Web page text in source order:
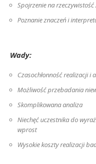
Spojrzenie na
Poznanie znaczeń i
Wady:
Czasochłonność realizacji i
Możliwość przebadania
Skomplikowana analiza
Niechęć uczestnika do
wprost
Wysokie koszty realizacji